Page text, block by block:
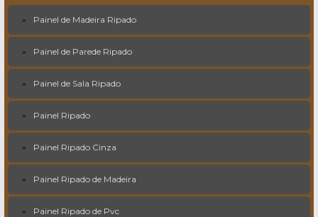
Painel de Madeira Ripado
Painel de Parede Ripado
Painel de Sala Ripado
Painel Ripado
Painel Ripado Cinza
Painel Ripado de Madeira
Painel Ripado de Pvc